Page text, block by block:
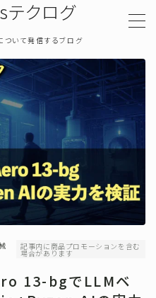
テクログ
ついて発信するブログ
記事内に商品プロモーションを含む
場合があります
13-bgでLLMベ